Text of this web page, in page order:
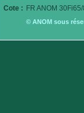
Cote : FR ANOM
© ANOM sous